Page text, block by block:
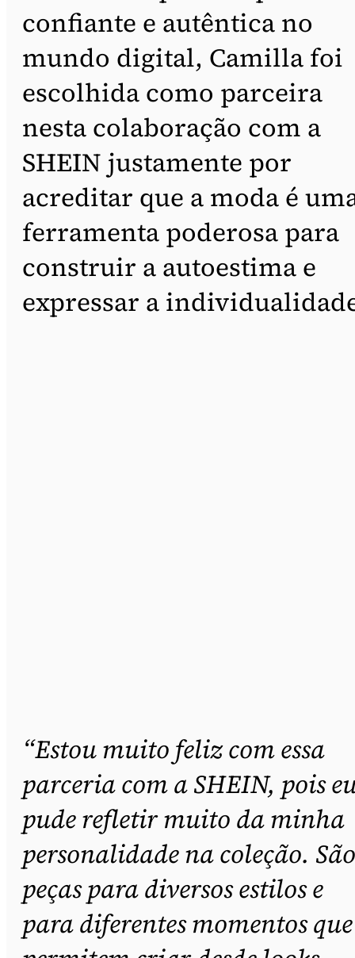
confiante e autêntica no
mundo digital, Camilla foi
escolhida como parceira
nesta colaboração com a
SHEIN justamente por
acreditar que a moda é
ferramenta poderosa para
construir a autoestima e
expressar a
“Estou muito feliz com essa
parceria com a SHEIN, pois
pude refletir muito da minha
personalidade na coleção. São
peças para diversos estilos e
para diferentes momentos que